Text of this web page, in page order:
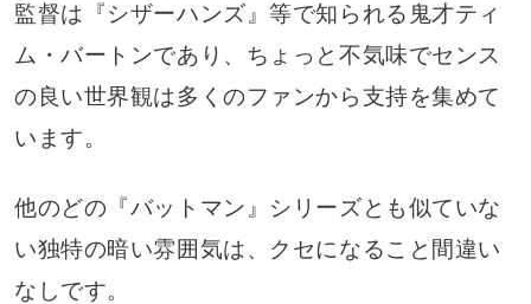
監督は『シザーハンズ』等で知られる鬼才ティ
ム・バートンであり、ちょっと不気味でセンス
の良い世界観は多くのファンから支持を集めて
います。
他のどの『バットマン』シリーズとも似ていな
い独特の暗い雰囲気は、クセになること間違い
なしです。